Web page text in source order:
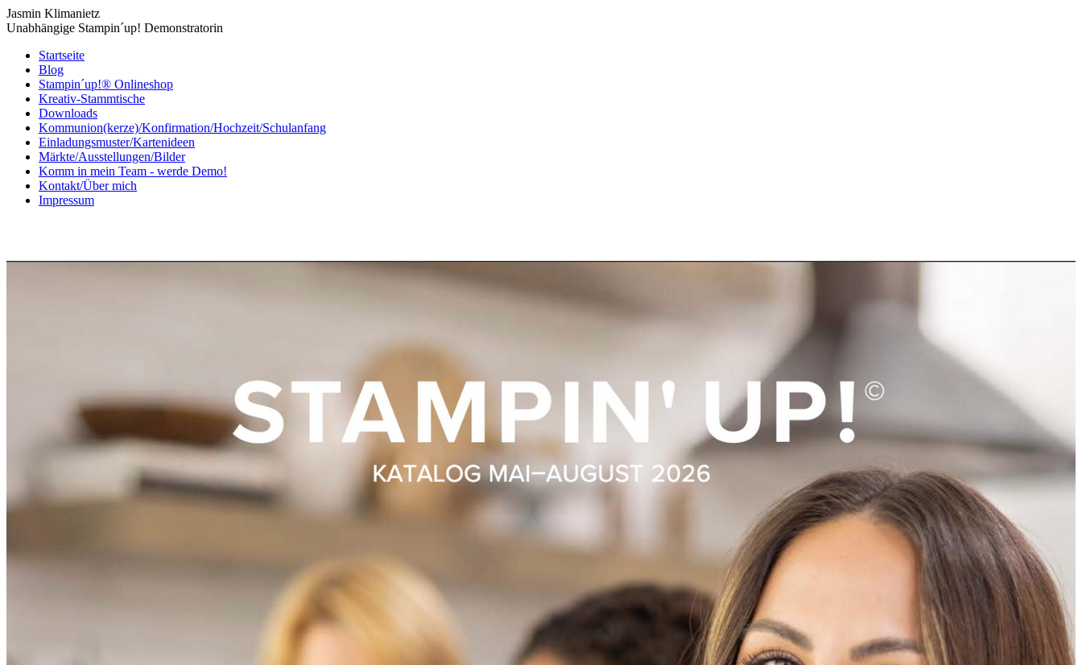
Jasmin Klimanietz
Unabhängige Stampin´up! Demonstratorin
Startseite
Blog
Stampin´up!® Onlineshop
Kreativ-Stammtische
Downloads
Kommunion(kerze)/Konfirmation/Hochzeit/Schulanfang
Einladungsmuster/Kartenideen
Märkte/Ausstellungen/Bilder
Komm in mein Team - werde Demo!
Kontakt/Über mich
Impressum